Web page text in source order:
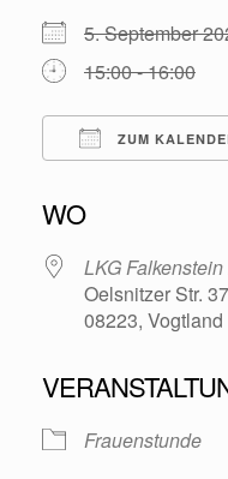
5. September
15:00 - 16:00
ZUM
WO
LKG
Oelsnitzer Str.
08223, Vogtland
Frauenstunde